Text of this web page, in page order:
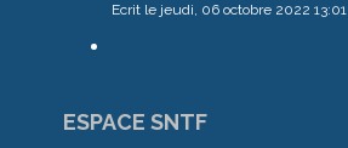
Ecrit le jeudi, 06 octobre 2022 13:01
ESPACE SNTF